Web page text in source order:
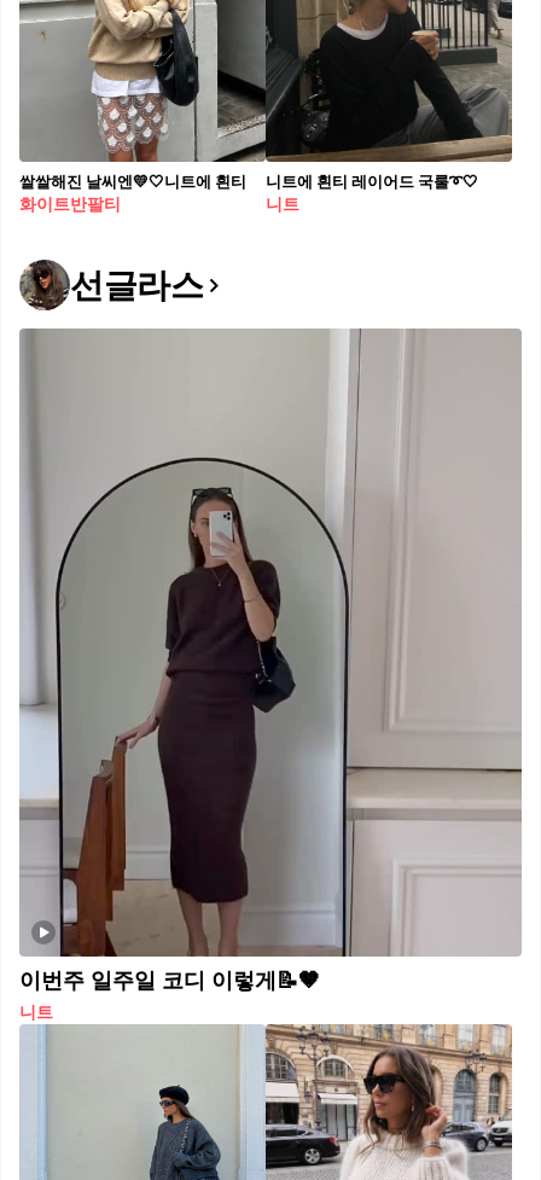
쌀쌀해진 날씨엔💛🤍니트에 흰티
화이트반팔티
니트에 흰티 레이어드 국룰➰🤍
니트
선글라스
이번주 일주일 코디 이렇게📝🤎
니트